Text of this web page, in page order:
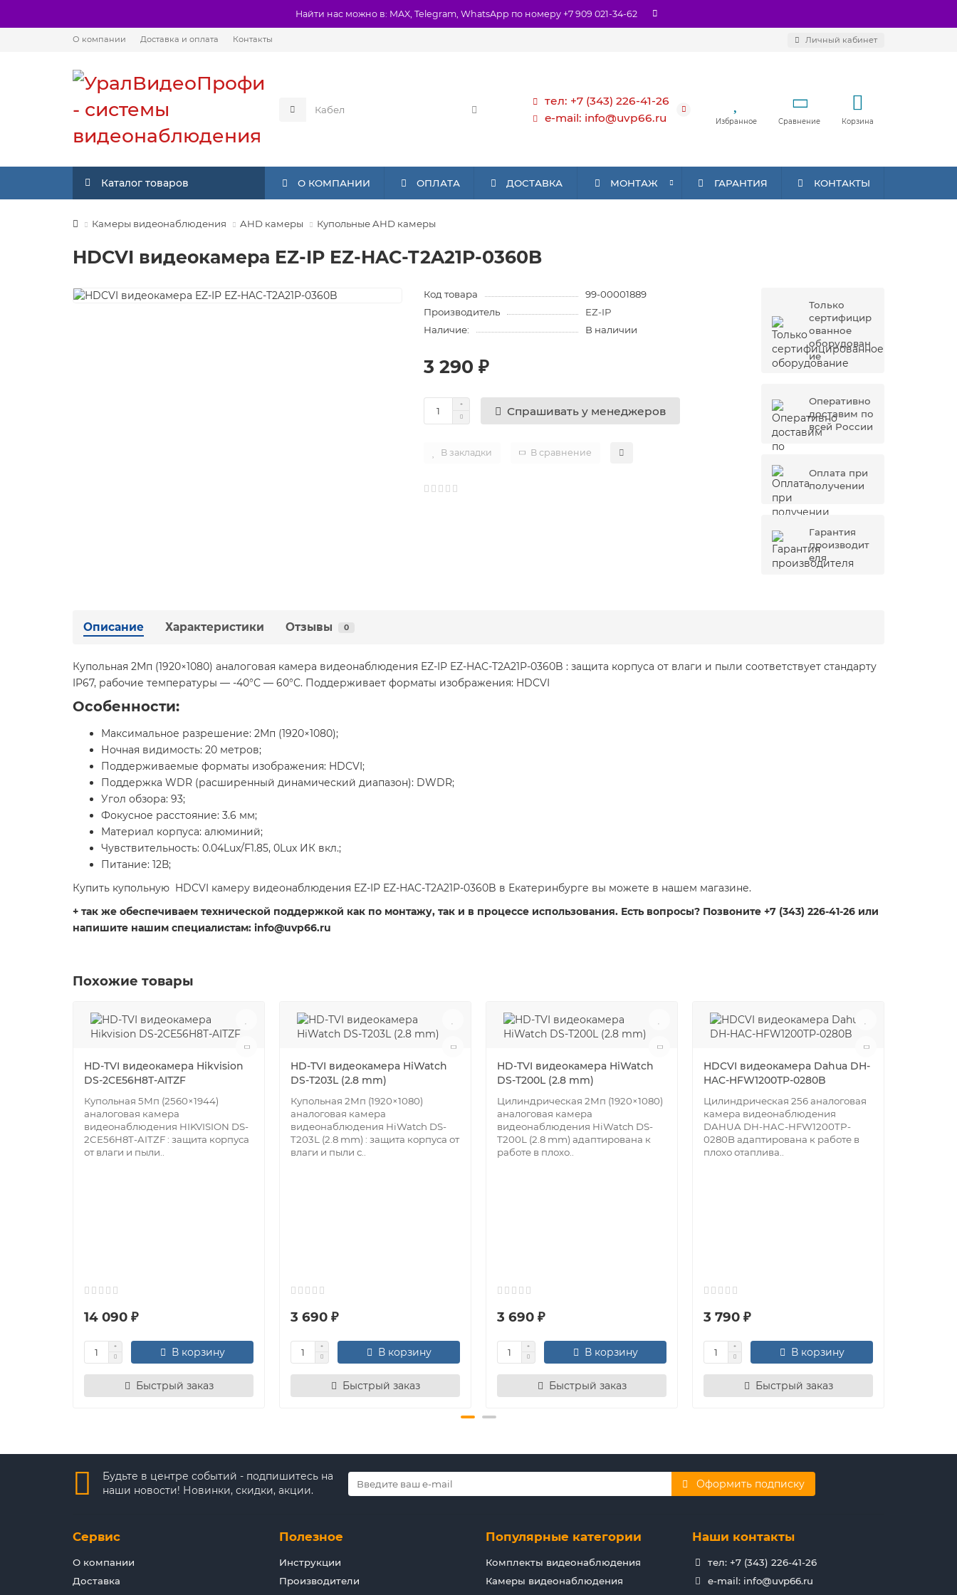
Найти нас можно в: MAX, Telegram, WhatsApp по номеру +7 909 021-34-62
О компании Доставка и оплата Контакты Личный кабинет
тел: +7 (343) 226-41-26
e-mail: info@uvp66.ru
Избранное Сравнение Корзина
Каталог товаров О КОМПАНИИ ОПЛАТА ДОСТАВКА МОНТАЖ ГАРАНТИЯ КОНТАКТЫ
Камеры видеонаблюдения AHD камеры Купольные AHD камеры
HDCVI видеокамера EZ-IP EZ-HAC-T2A21P-0360B
Код товара
99-00001889
Производитель
EZ-IP
Наличие:
В наличии
3 290 ₽
Спрашивать у менеджеров
В закладки В сравнение
Только
сертифицир
ованное
оборудован
ие
Оперативно
доставим по
всей России
Оплата при
получении
Гарантия
производит
еля
Описание Характеристики Отзывы 0
Купольная 2Мп (1920×1080) аналоговая камера видеонаблюдения EZ-IP EZ-HAC-T2A21P-0360B : защита корпуса от влаги и пыли соответствует стандарту
IP67, рабочие температуры — -40°С — 60°С. Поддерживает форматы изображения: HDCVI
Особенности:
Максимальное разрешение: 2Мп (1920×1080);
Ночная видимость: 20 метров;
Поддерживаемые форматы изображения: HDCVI;
Поддержка WDR (расширенный динамический диапазон): DWDR;
Угол обзора: 93;
Фокусное расстояние: 3.6 мм;
Материал корпуса: алюминий;
Чувствительность: 0.04Lux/F1.85, 0Lux ИК вкл.;
Питание: 12В;
Купить купольную HDCVI камеру видеонаблюдения EZ-IP EZ-HAC-T2A21P-0360B в Екатеринбурге вы можете в нашем магазине.
+ так же обеспечиваем технической поддержкой как по монтажу, так и в процессе использования. Есть вопросы? Позвоните +7 (343) 226-41-26 или
напишите нашим специалистам: info@uvp66.ru
Похожие товары
HD-TVI видеокамера Hikvision
DS-2CE56H8T-AITZF
Купольная 5Мп (2560×1944)
аналоговая камера
видеонаблюдения HIKVISION DS-
2CE56H8T-AITZF : защита корпуса
от влаги и пыли..
14 090 ₽
В корзину
Быстрый заказ
HD-TVI видеокамера HiWatch
DS-T203L (2.8 mm)
Купольная 2Мп (1920×1080)
аналоговая камера
видеонаблюдения HiWatch DS-
T203L (2.8 mm) : защита корпуса от
влаги и пыли с..
3 690 ₽
В корзину
Быстрый заказ
HD-TVI видеокамера HiWatch
DS-T200L (2.8 mm)
Цилиндрическая 2Мп (1920×1080)
аналоговая камера
видеонаблюдения HiWatch DS-
T200L (2.8 mm) адаптирована к
работе в плохо..
3 690 ₽
В корзину
Быстрый заказ
HDCVI видеокамера Dahua DH-
HAC-HFW1200TP-0280B
Цилиндрическая 256 аналоговая
камера видеонаблюдения
DAHUA DH-HAC-HFW1200TP-
0280B адаптирована к работе в
плохо отаплива..
3 790 ₽
В корзину
Быстрый заказ
Будьте в центре событий - подпишитесь на
наши новости! Новинки, скидки, акции.
Оформить подписку
Сервис
О компании
Доставка
Полезное
Инструкции
Производители
Популярные категории
Комплекты видеонаблюдения
Камеры видеонаблюдения
Наши контакты
тел: +7 (343) 226-41-26
e-mail: info@uvp66.ru